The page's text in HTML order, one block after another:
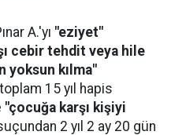
A.'yı "eziyet"
cebir tehdit veya hile
yoksun kılma"
15 yıl hapis
"çocuğa karşı kişiyi
2 yıl 2 ay 20 gün